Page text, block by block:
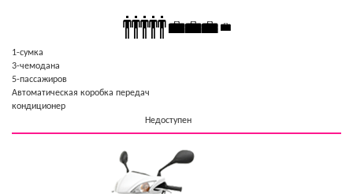
1-cумка
3-чемодана
5-пассажиров
Автоматическая коробка передач
кондиционер
Недоступен